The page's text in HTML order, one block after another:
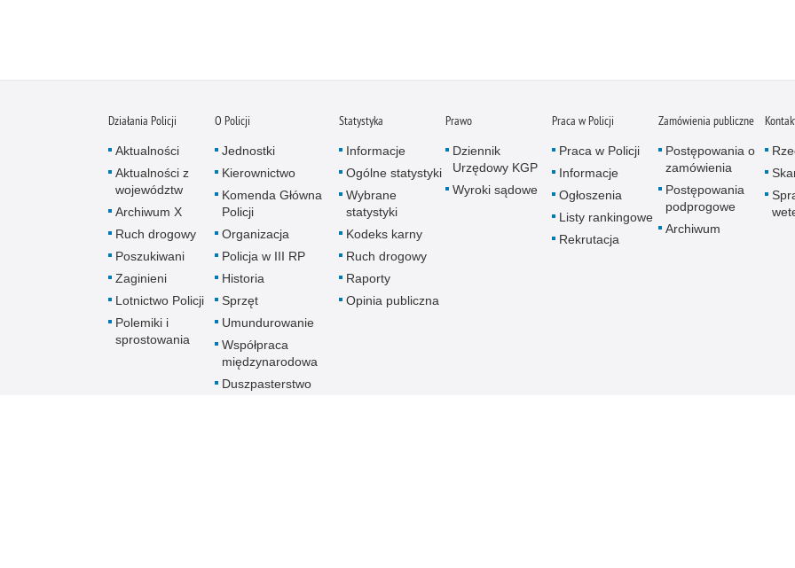
Działania Policji
Aktualności
Aktualności z
województw
Archiwum X
Ruch drogowy
Poszukiwani
Zaginieni
Lotnictwo Policji
Polemiki i
sprostowania
O Policji
Jednostki
Kierownictwo
Komenda Główna
Policji
Organizacja
Policja w III RP
Historia
Sprzęt
Umundurowanie
Współpraca
międzynarodowa
Duszpasterstwo
Statystyka
Informacje
Ogólne statystyki
Wybrane
statystyki
Kodeks karny
Ruch drogowy
Raporty
Opinia publiczna
Prawo
Dziennik
Urzędowy KGP
Wyroki sądowe
Praca w Policji
Praca w Policji
Informacje
Ogłoszenia
Listy rankingowe
Rekrutacja
Zamówienia publiczne
Postępowania o
zamówienia
Postępowania
podprogowe
Archiwum